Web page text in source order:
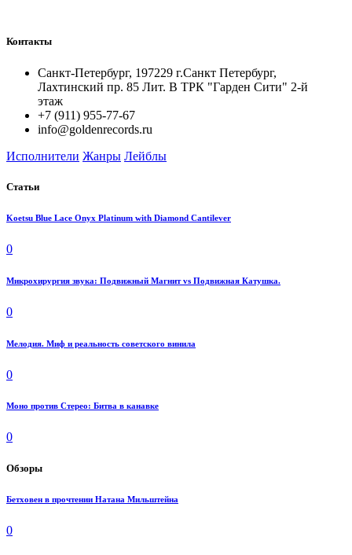
Контакты
Санкт-Петербург, 197229 г.Санкт Петербург,
Лахтинский пр. 85 Лит. B ТРК "Гарден Сити" 2-й
этаж
+7 (911) 955-77-67
info@goldenrecords.ru
Исполнители Жанры Лейблы
Статьи
Koetsu Blue Lace Onyx Platinum with Diamond Cantilever
0
Микрохирургия звука: Подвижный Магнит vs Подвижная Катушка.
0
Мелодия. Миф и реальность советского винила
0
Моно против Стерео: Битва в канавке
0
Обзоры
Бетховен в прочтении Натана Мильштейна
0